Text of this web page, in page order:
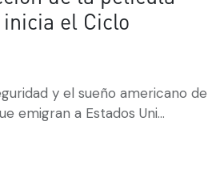
el Ciclo
y el sueño americano de
emigran a Estados Uni...